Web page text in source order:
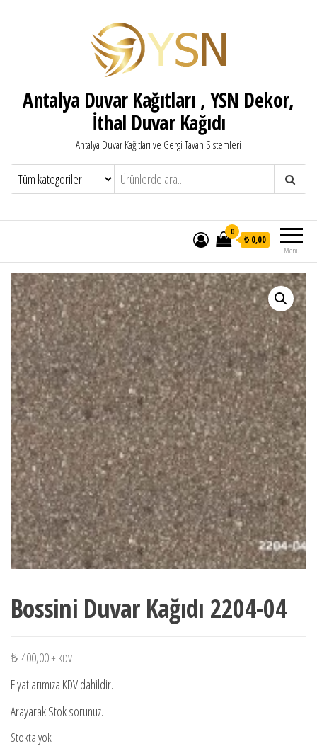
Antalya Duvar Kağıtları , YSN Dekor,
İthal Duvar Kağıdı
Antalya Duvar Kağıtları ve Gergi Tavan Sistemleri
Menü
0
₺ 0,00
Bossini Duvar Kağıdı 2204-04
₺ 400,00 + KDV
Fiyatlarımıza KDV dahildir.
Arayarak Stok sorunuz.
Stokta yok